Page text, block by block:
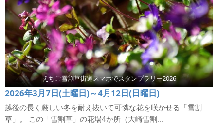
えちご雪割草街道スマホでスタンプラリー2026
2026年3月7日(土曜日)～4月12日(日曜日)
越後の長く厳しい冬を耐え抜いて可憐な花を咲かせる「雪割
草」。 この「雪割草」の花場4か所（大崎雪割...